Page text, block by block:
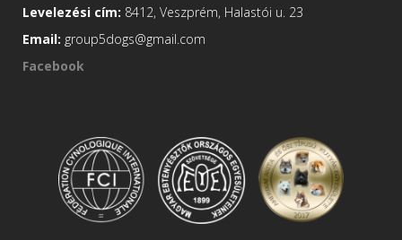
Levelezési cím: 8412, Veszprém, Halastói u. 23
Email: group5dogs@gmail.com
Facebook